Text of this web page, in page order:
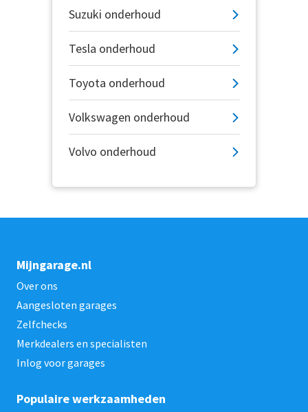
Suzuki onderhoud
Tesla onderhoud
Toyota onderhoud
Volkswagen onderhoud
Volvo onderhoud
Mijngarage.nl
Over ons
Aangesloten garages
Zelfchecks
Merkdealers en specialisten
Inlog voor garages
Populaire werkzaamheden